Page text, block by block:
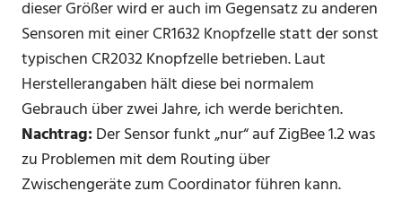
dieser Größer wird er auch im Gegensatz zu anderen
Sensoren mit einer CR1632 Knopfzelle statt der sonst
typischen CR2032 Knopfzelle betrieben. Laut
Herstellerangaben hält diese bei normalem
Gebrauch über zwei Jahre, ich werde berichten.
Nachtrag:Der Sensor funkt „nur“ auf ZigBee 1.2 was
zu Problemen mit dem Routing über
Zwischengeräte zum Coordinator führen kann.